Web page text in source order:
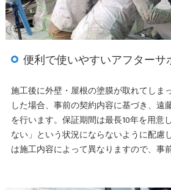
便利で使いやすいアフターサ
施工後に外壁・屋根の塗膜が取れてしま
した場合、事前の契約内容に基づき、遠
を行います。保証期間は最長10年を用意
ない」という状況にならないように配慮
は施工内容によって異なりますので、事